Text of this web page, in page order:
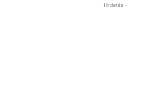
- Hirdetés -